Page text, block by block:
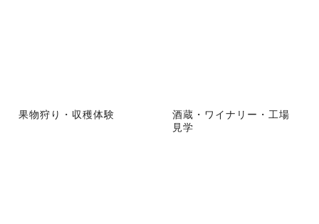
果物狩り・収穫体験
酒蔵・ワイナリー・工場
見学